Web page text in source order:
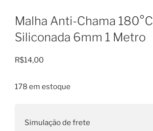
Malha Anti-Chama 180°C
Siliconada 6mm 1 Metro
R$14,00
178 em estoque
Simulação de frete